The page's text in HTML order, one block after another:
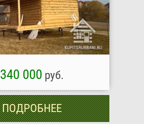
340 000 руб.
ПОДРОБНЕЕ